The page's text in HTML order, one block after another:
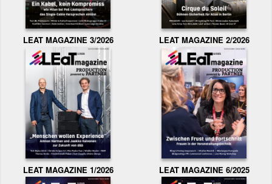
LEAT MAGAZINE 3/2026 LEAT MAGAZINE 2/2026
LEAT MAGAZINE 1/2026 LEAT MAGAZINE 6/2025